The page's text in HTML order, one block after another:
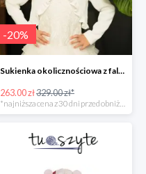
-20%
Sukienka okolicznościowa z falbankami
263.00 zł329.00 zł*